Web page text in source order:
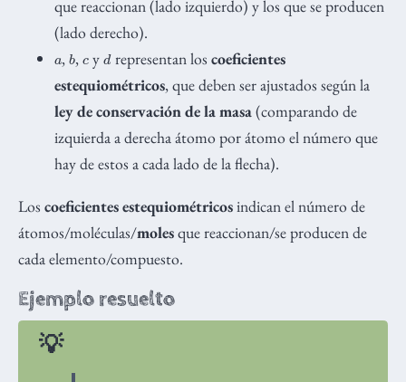
que reaccionan (lado izquierdo) y los que se producen
(lado derecho).
,b, y drepresentan los coeficientes
estequiométricos, que deben ser ajustados según la
ley de conservación de la masa(comparando de
izquierda a derecha átomo por átomo el número que
hay de estos a cada lado de la flecha).
Los coeficientes estequiométricosindican el número de
átomos/moléculas/molesque reaccionan/se producen de
cada elemento/compuesto.
Ejemplo resuelto